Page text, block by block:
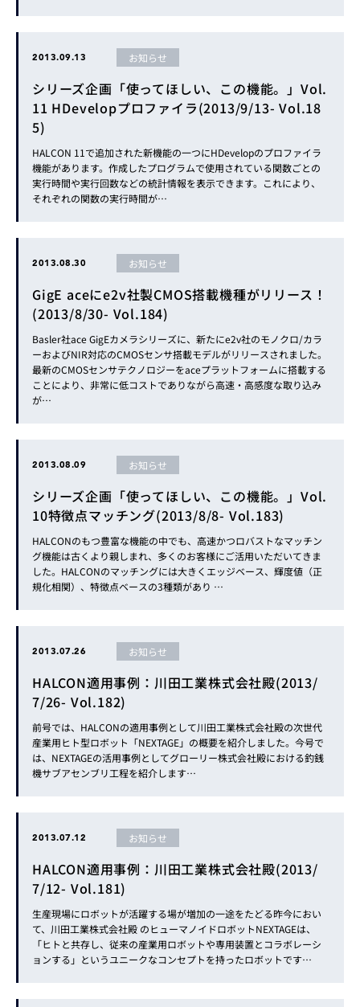
2013.09.13 お知らせ
シリーズ企画「使ってほしい、この機能。」Vol.
11 HDevelopプロファイラ(2013/9/13- Vol.18
5)
HALCON 11で追加された新機能の一つにHDevelopのプロファイラ
機能があります。作成したプログラムで使用されている関数ごとの
実行時間や実行回数などの統計情報を表示できます。これにより、
それぞれの関数の実行時間が…
2013.08.30 お知らせ
GigE aceにe2v社製CMOS搭載機種がリリース！
(2013/8/30- Vol.184)
Basler社ace GigEカメラシリーズに、新たにe2v社のモノクロ/カラ
ーおよびNIR対応のCMOSセンサ搭載モデルがリリースされました。
最新のCMOSセンサテクノロジーをaceプラットフォームに搭載する
ことにより、非常に低コストでありながら高速・高感度な取り込み
が…
2013.08.09 お知らせ
シリーズ企画「使ってほしい、この機能。」Vol.
10特徴点マッチング(2013/8/8- Vol.183)
HALCONのもつ豊富な機能の中でも、高速かつロバストなマッチン
グ機能は古くより親しまれ、多くのお客様にご活用いただいてきま
した。HALCONのマッチングには大きくエッジベース、輝度値（正
規化相関）、特徴点ベースの3種類があり …
2013.07.26 お知らせ
HALCON適用事例：川田工業株式会社殿(2013/
7/26- Vol.182)
前号では、HALCONの適用事例として川田工業株式会社殿の次世代
産業用ヒト型ロボット「NEXTAGE」の概要を紹介しました。今号で
は、NEXTAGEの活用事例としてグローリー株式会社殿における釣銭
機サブアセンブリ工程を紹介します…
2013.07.12 お知らせ
HALCON適用事例：川田工業株式会社殿(2013/
7/12- Vol.181)
生産現場にロボットが活躍する場が増加の一途をたどる昨今におい
て、川田工業株式会社殿 のヒューマノイドロボットNEXTAGEは、
「ヒトと共存し、従来の産業用ロボットや専用装置とコラボレーシ
ョンする」というユニークなコンセプトを持ったロボットです…